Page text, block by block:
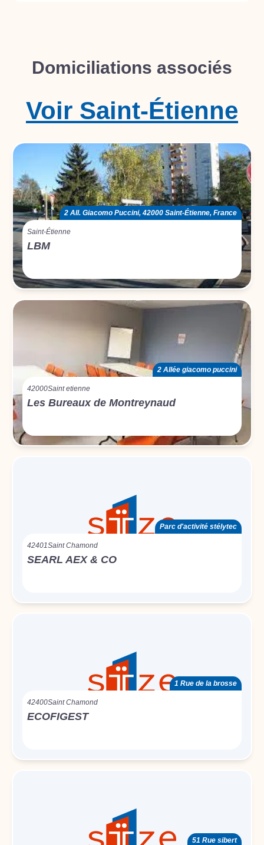
Domiciliations associés
Saint-Étienne
Voir
2 All. Giacomo Puccini, 42000 Saint-Étienne, France
Saint-Étienne
LBM
2 Allée giacomo puccini
42000Saint etienne
Les Bureaux de Montreynaud
Parc d'activité stélytec
42401Saint Chamond
SEARL AEX & CO
1 Rue de la brosse
42400Saint Chamond
ECOFIGEST
51 Rue sibert